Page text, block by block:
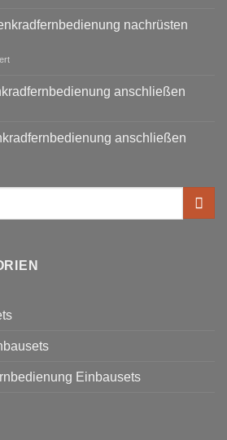
Passat
was
benötigt
nachrüsten
für
Fusion
Can
anschließen
anschließen
Einbausets